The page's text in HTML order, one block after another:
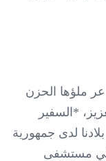
ملؤها الحزن
*السفير
لدى جمهورية
في مستشفى